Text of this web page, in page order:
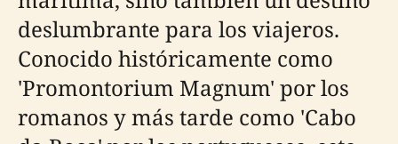
deslumbrante para los viajeros.
Conocido históricamente como
'Promontorium Magnum' por los
romanos y más tarde como 'Cabo